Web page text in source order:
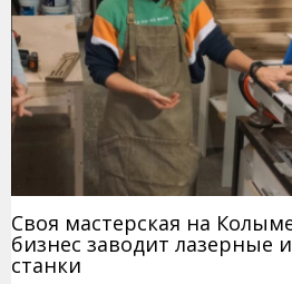
Своя мастерская на
бизнес заводит лазерные
станки